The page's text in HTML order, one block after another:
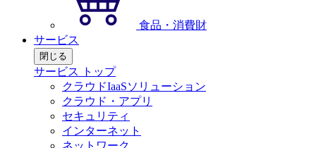
食品・消費財
サービス
閉じる
サービス トップ
クラウドIaaSソリューション
クラウド・アプリ
セキュリティ
インターネット
ネットワーク